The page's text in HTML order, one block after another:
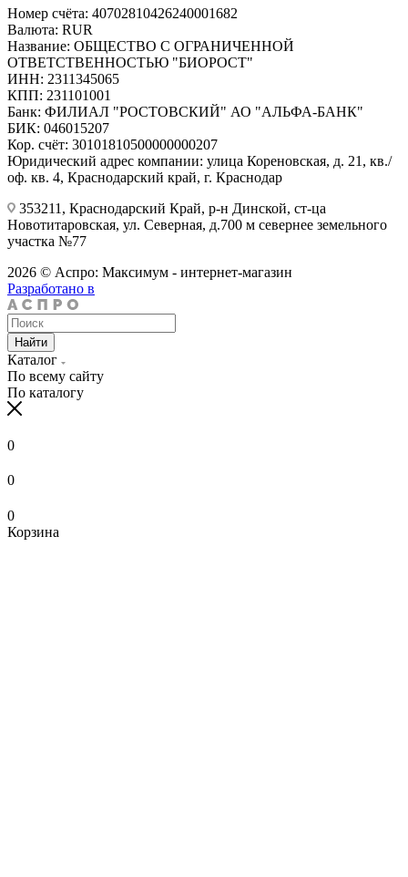
Номер счёта: 40702810426240001682
Валюта: RUR
Название: ОБЩЕСТВО С ОГРАНИЧЕННОЙ
ОТВЕТСТВЕННОСТЬЮ "БИОРОСТ"
ИНН: 2311345065
КПП: 231101001
Банк: ФИЛИАЛ "РОСТОВСКИЙ" АО "АЛЬФА-БАНК"
БИК: 046015207
Кор. счёт: 30101810500000000207
Юридический адрес компании: улица Кореновская, д. 21, кв./
оф. кв. 4, Краснодарский край, г. Краснодар
353211, Краснодарский Край, р-н Динской, ст-ца
Новотитаровская, ул. Северная, д.700 м севернее земельного
участка №77
2026 © Аспро: Максимум - интернет-магазин
Разработано в
Найти
Каталог
По всему сайту
По каталогу
0
0
0
Корзина